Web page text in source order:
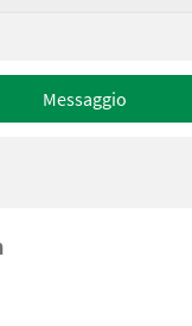
Messaggio